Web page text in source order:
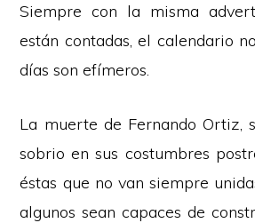
Siempre con la misma
están contadas, el calendario
días son efímeros.
La muerte de Fernando Ortiz,
sobrio en sus costumbres
éstas que no van siempre
algunos sean capaces de